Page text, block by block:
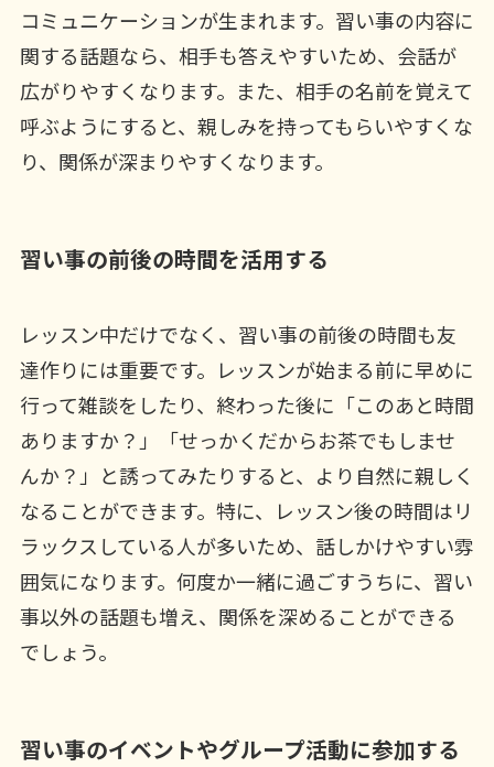
コミュニケーションが生まれます。習い事の内容に
関する話題なら、相手も答えやすいため、会話が
広がりやすくなります。また、相手の名前を覚えて
呼ぶようにすると、親しみを持ってもらいやすくな
り、関係が深まりやすくなります。
習い事の前後の時間を活用する
レッスン中だけでなく、習い事の前後の時間も友
達作りには重要です。レッスンが始まる前に早めに
行って雑談をしたり、終わった後に「このあと時間
ありますか？」「せっかくだからお茶でもしませ
んか？」と誘ってみたりすると、より自然に親しく
なることができます。特に、レッスン後の時間はリ
ラックスしている人が多いため、話しかけやすい雰
囲気になります。何度か一緒に過ごすうちに、習い
事以外の話題も増え、関係を深めることができる
でしょう。
習い事のイベントやグループ活動に参加する